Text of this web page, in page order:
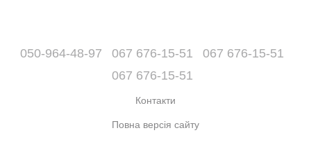
050-964-48-97 067 676-15-51
067 676-15-51
067 676-15-51
Контакти
Повна версія сайту